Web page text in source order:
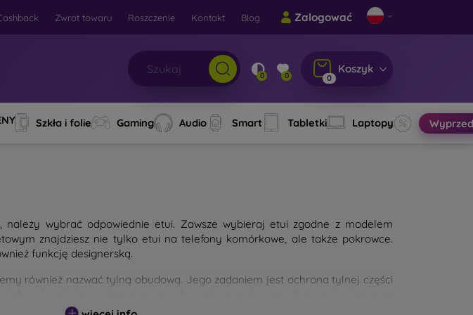
Zwrot towaru Roszczenie Kontakt Blog Zalogować
0 0 0
Koszyk
Szkła i folie Gaming Audio Smart Tabletki Laptopy
wybrać odpowiednie etui. Zawsze wybieraj etui zgodne z modelem
znajdziesz nie tylko etui na telefony komórkowe, ale także pokrowce.
funkcję designerską.
również nazwać tylną obudową. Jego zadaniem jest ochrona tylnej części